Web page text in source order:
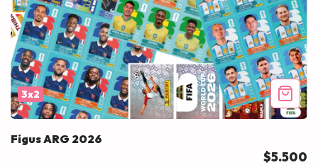
3x2
Figus ARG 2026
$5.500